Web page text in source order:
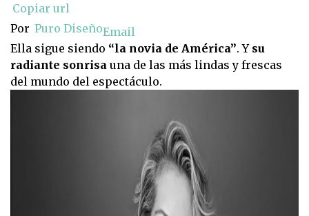
Copiar url
Por Puro DiseñoEmail
Ella sigue siendo “la novia de América”. Y su
radiante sonrisa una de las más lindas y frescas
del mundo del espectáculo.